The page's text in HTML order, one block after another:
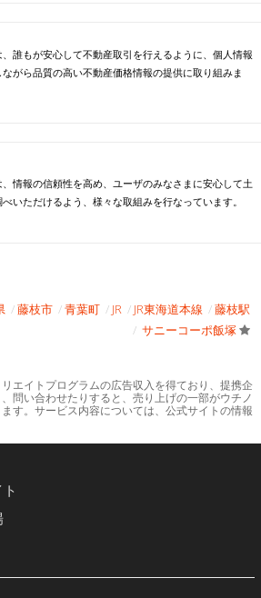
、誰もが安心して不動産取引を行えるように、個人情報
がら品質の高い不動産価格情報の提供に取り組みま
、情報の信頼性を高め、ユーザのみなさまに安心して土
いただけるよう、様々な取組みを行なっています。
藤枝市 青葉町 JR JR東海道本線
藤枝駅
サニーコーポ飯塚
エイトプログラムの広告収入を得ており、提携企
問い合わせたりすると、売り上げの一部がウチノ
す。サービス内容については、公式サイトの情報